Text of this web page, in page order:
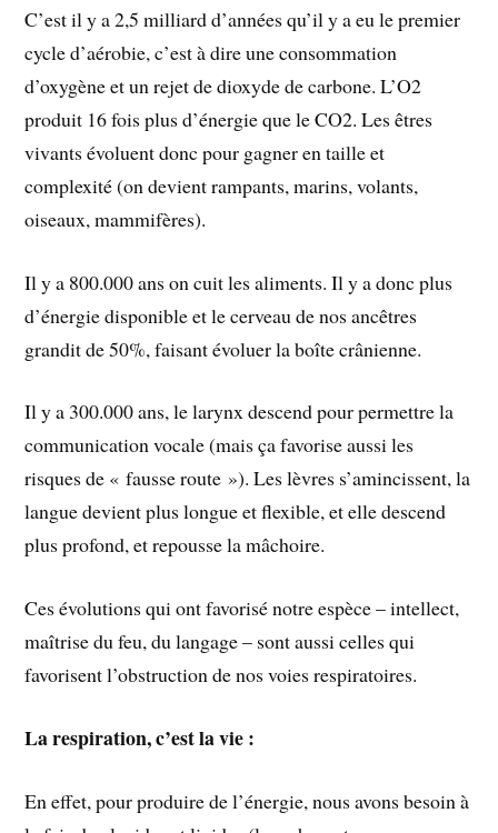
C’est il y a 2,5 milliard d’années qu’il y a eu le premier
cycle d’aérobie, c’est à dire une consommation
d’oxygène et un rejet de dioxyde de carbone. L’O2
produit 16 fois plus d’énergie que le CO2. Les êtres
vivants évoluent donc pour gagner en taille et
complexité (on devient rampants, marins, volants,
oiseaux, mammifères).
Il y a 800.000 ans on cuit les aliments. Il y a donc plus
d’énergie disponible et le cerveau de nos ancêtres
grandit de 50%, faisant évoluer la boîte crânienne.
Il y a 300.000 ans, le larynx descend pour permettre la
communication vocale (mais ça favorise aussi les
risques de « fausse route »). Les lèvres s’amincissent, la
langue devient plus longue et flexible, et elle descend
plus profond, et repousse la mâchoire.
Ces évolutions qui ont favorisé notre espèce – intellect,
maîtrise du feu, du langage – sont aussi celles qui
favorisent l’obstruction de nos voies respiratoires.
La respiration, c’est la vie :
En effet, pour produire de l’énergie, nous avons besoin à